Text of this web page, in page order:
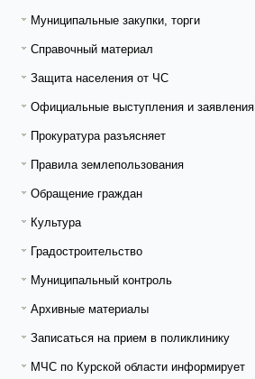
Муниципальные закупки, торги
Справочный материал
Защита населения от ЧС
Официальные выступления и заявления
Прокуратура разъясняет
Правила землепользования
Обращение граждан
Культура
Градостроительство
Муниципальный контроль
Архивные материалы
Записаться на прием в поликлинику
МЧС по Курской области информирует